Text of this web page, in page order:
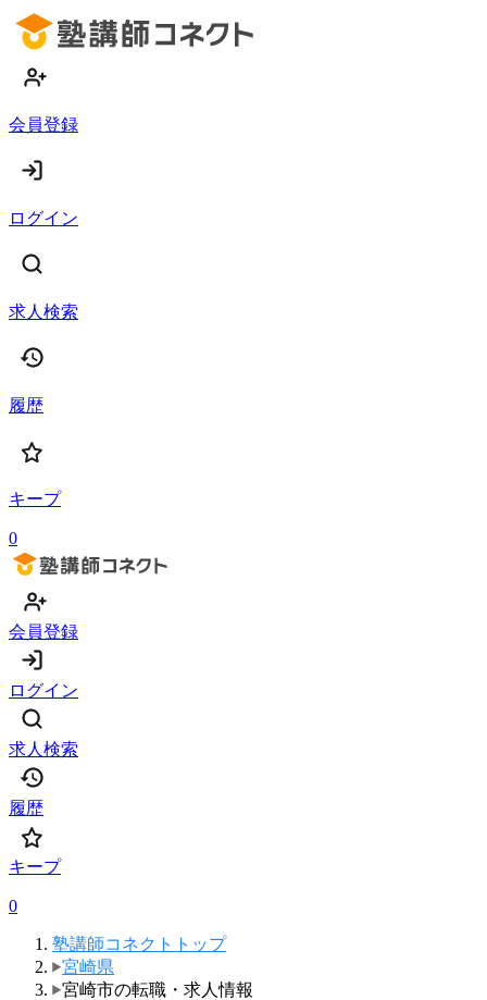
会員登録
ログイン
求人検索
履歴
キープ
0
会員登録
ログイン
求人検索
履歴
キープ
0
塾講師コネクトトップ
宮崎県
宮崎市の転職・求人情報